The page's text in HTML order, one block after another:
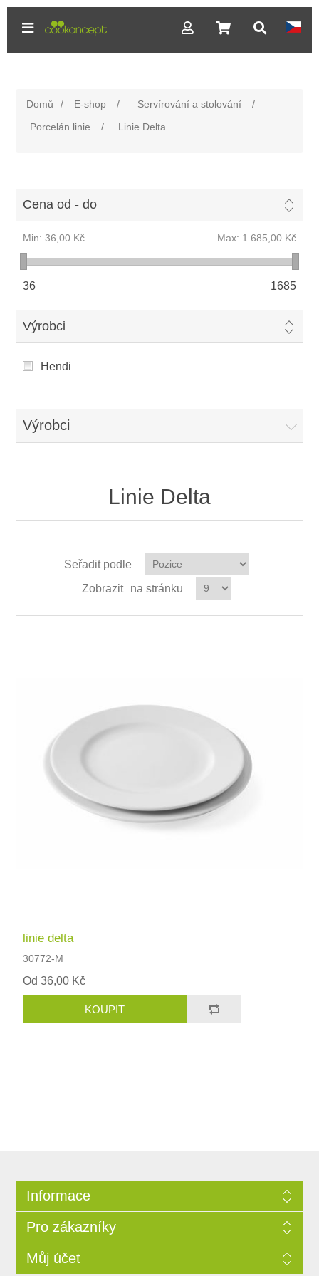
Domů / E-shop / Servírování a stolování
/
Porcelán linie
/ Linie Delta
Cena od - do
Min: 36,00 Kč Max: 1 685,00 Kč
36 1685
Výrobci
Hendi
Výrobci
Linie Delta
Seřadit podle
Zobrazit
na stránku
linie delta
30772-M
Od 36,00 Kč
Informace
Pro zákazníky
Můj účet